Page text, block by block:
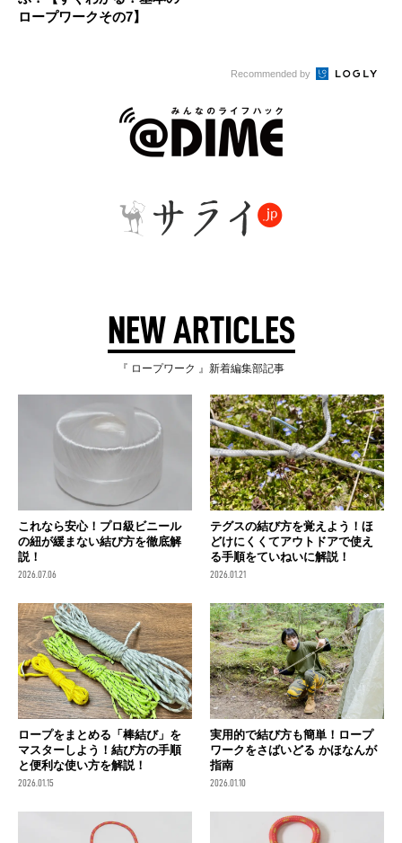
ロープワークその7】
Recommended by
NEW ARTICLES
『 ロープワーク 』新着編集部記事
これなら安心！プロ級ビニール
の紐が緩まない結び方を徹底解
説！
2026.07.06
テグスの結び方を覚えよう！ほ
どけにくくてアウトドアで使え
る手順をていねいに解説！
2026.01.21
ロープをまとめる「棒結び」を
マスターしよう！結び方の手順
と便利な使い方を解説！
2026.01.15
実用的で結び方も簡単！ロープ
ワークをさばいどる かほなんが
指南
2026.01.10